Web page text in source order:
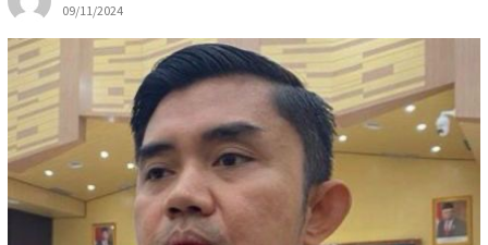
09/11/2024